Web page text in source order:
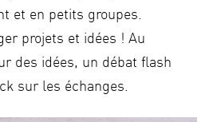
et en petits groupes.
projets et idées ! Au
des idées, un débat flash
sur les échanges.